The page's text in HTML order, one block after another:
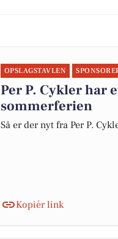
OPSLAGSTAVLEN
Per P. Cykler har
sommerferien
Så er der nyt fra Per P.
Kopiér link